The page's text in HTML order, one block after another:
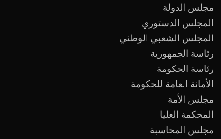
مجلس الدولة
المجلس الدستوري
المجلس الشعبي الوطني
رئاسة الجمهورية
رئاسة الحكومة
الأمانة العامة للحكومة
مجلس الأمة
المحكمة العليا
مجلس المحاسبة